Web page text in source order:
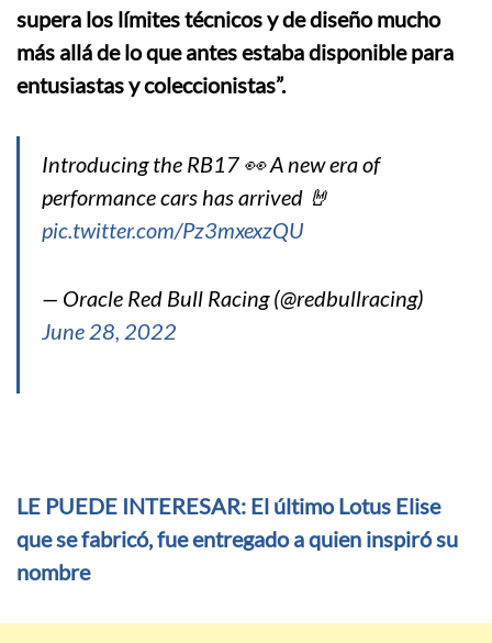
supera los límites técnicos y de diseño mucho
más allá de lo que antes estaba disponible para
entusiastas y coleccionistas”.
Introducing the RB17 👀 A new era of
performance cars has arrived 🤘
pic.twitter.com/Pz3mxexzQU
— Oracle Red Bull Racing (@redbullracing)
June 28, 2022
LE PUEDE INTERESAR: El último Lotus Elise
que se fabricó, fue entregado a quien inspiró su
nombre